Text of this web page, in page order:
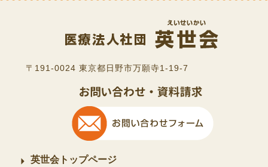
〒191-0024 東京都日野市万願寺1-19-7
英世会トップページ